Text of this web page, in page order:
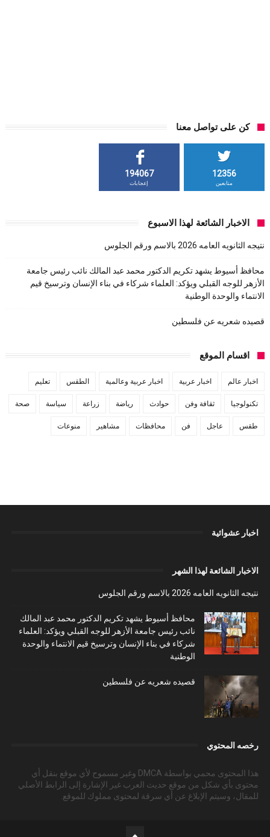
كن على تواصل معنا
12356
متابعين
194067
إعجابات
الاخبار الشائعة لهذا الاسبوع
نتيجه الثانويه العامه 2026 بالاسم ورقم الجلوس
محافظ أسيوط يشهد تكريم الدكتور محمد عبد المالك نائب رئيس جامعة
الأزهر للوجه القبلي ويؤكد: العلماء شركاء في بناء الإنسان وترسيخ قيم
الانتماء والوحدة الوطنية
قصيده شعريه عن فلسطين
اقسام الموقع
اخبار عالم اخبار عربية اخبار عربية وعالمية الطقس تعليم
تكنولوجيا ثقافة وفن حوادث رياضة زراعة سياسة صحة
طقس عاجل فن محافظات مشاهير منوعات
اخبار عشوائية
الاخبار الشائعة لهذا الشهر
نتيجه الثانويه العامه 2026 بالاسم ورقم الجلوس
محافظ أسيوط يشهد تكريم الدكتور محمد عبد المالك
نائب رئيس جامعة الأزهر للوجه القبلي ويؤكد: العلماء
شركاء في بناء الإنسان وترسيخ قيم الانتماء والوحدة
الوطنية
قصيده شعريه عن فلسطين
رخصه المحتوي
هذا المحتوى محمي بواسطة DMCA وغير مسموح لأي موقع بنقل أي
محتوى بأي شكل من موقع حديث العرب غير الإشارة إلى الرابط الأصلي
للمقال، وسيتم الإبلاغ عن أي سرقة لمحتوى مملوك للموقع.